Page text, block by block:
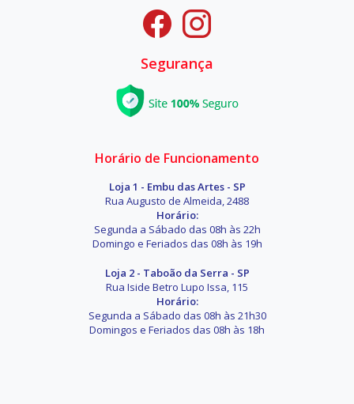
Segurança
Horário de Funcionamento
Loja 1 - Embu das Artes - SP
Rua Augusto de Almeida, 2488
Horário:
Segunda a Sábado das 08h às 22h
Domingo e Feriados das 08h às 19h
Loja 2 - Taboão da Serra - SP
Rua Iside Betro Lupo Issa, 115
Horário:
Segunda a Sábado das 08h às 21h30
Domingos e Feriados das 08h às 18h